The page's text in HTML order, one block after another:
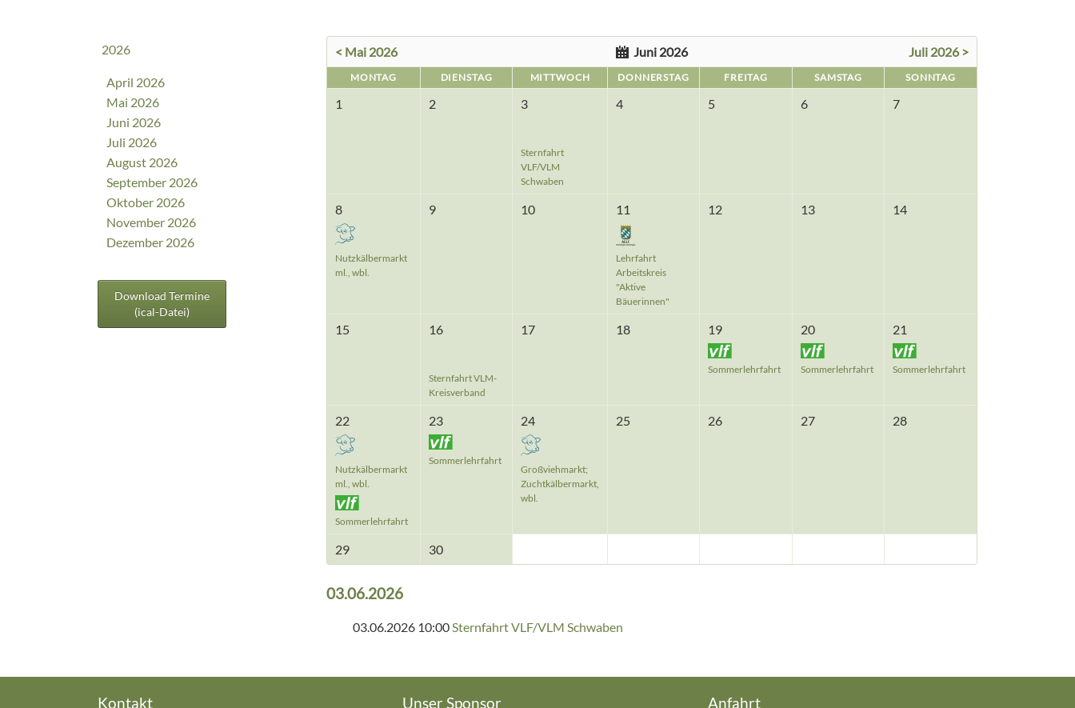
2026
April 2026
Mai 2026
Juni 2026
Juli 2026
August 2026
September 2026
Oktober 2026
November 2026
Dezember 2026
Download Termine
(ical-Datei)
< Mai 2026 Juni 2026 Juli 2026 >
MONTAG DIENSTAG MITTWOCH DONNERSTAG FREITAG SAMSTAG SONNTAG
1 2 3
Sternfahrt
VLF/VLM
Schwaben
4 5 6 7
8
Nutzkälbermarkt
ml., wbl.
9 10 11
Lehrfahrt
Arbeitskreis
"Aktive
Bäuerinnen"
12 13 14
15 16
Sternfahrt VLM-
Kreisverband
17 18 19
Sommerlehrfahrt
20
Sommerlehrfahrt
21
Sommerlehrfahrt
22
Nutzkälbermarkt
ml., wbl.
Sommerlehrfahrt
23
Sommerlehrfahrt
24
Großviehmarkt;
Zuchtkälbermarkt,
wbl.
25 26 27 28
29 30
03.06.2026
03.06.2026 10:00Sternfahrt VLF/VLM Schwaben
Kontakt Unser Sponsor Anfahrt